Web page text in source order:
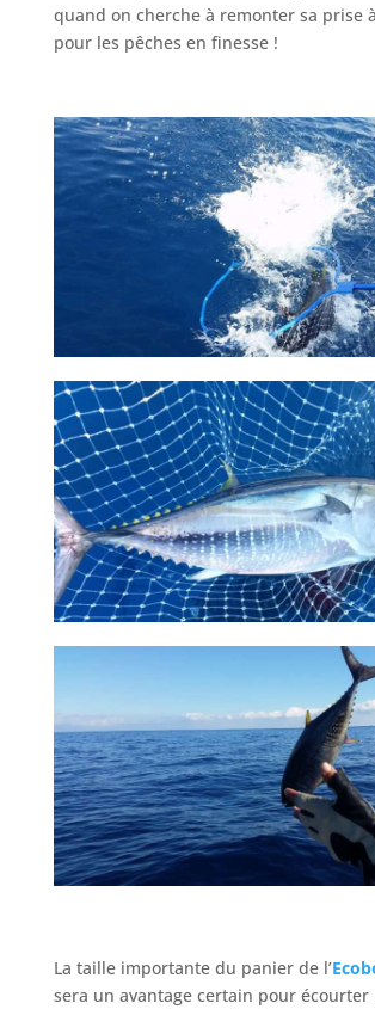
quand on cherche à remonter sa prise
pour les pêches en finesse !
La taille importante du panier de l’
sera un avantage certain pour écourter